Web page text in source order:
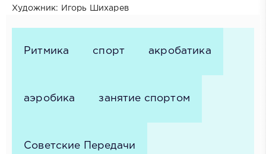
Художник: Игорь Шихарев
Ритмика спорт акробатика
аэробика занятие спортом
Советские Передачи